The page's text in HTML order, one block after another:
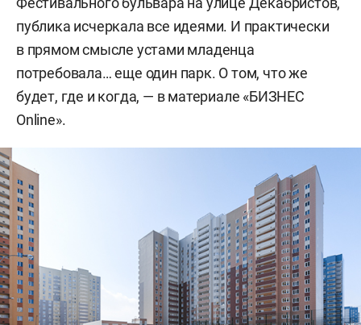
публика исчеркала все идеями. И практически
в прямом смысле устами младенца
потребовала… еще один парк. О том, что же
будет, где и когда, — в материале «БИЗНЕС
Online».